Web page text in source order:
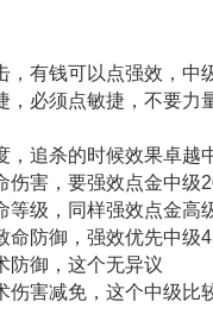
有钱可以点强效，中
必须点敏捷，不要力
追杀的时候效果卓越
害，要强效点金中级
级，同样强效点金高
防御，强效优先中级
御，这个无异议
害减免，这个中级比